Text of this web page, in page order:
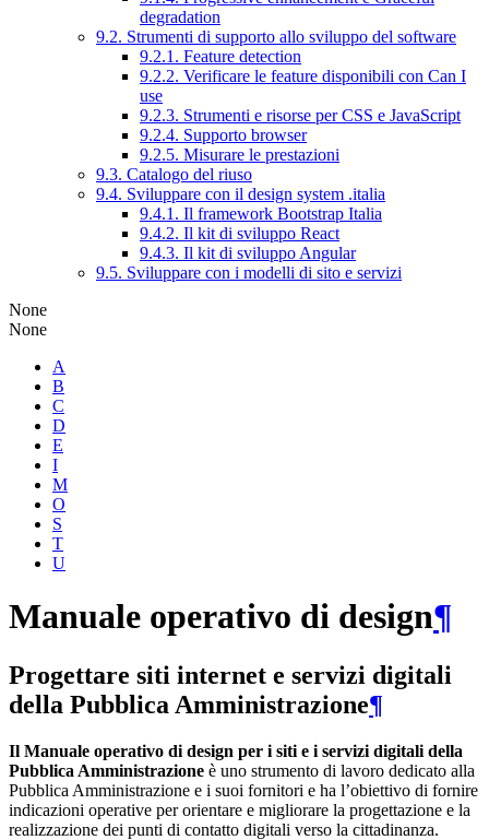
degradation
9.2. Strumenti di supporto allo sviluppo del software
9.2.1. Feature detection
9.2.2. Verificare le feature disponibili con Can I
use
9.2.3. Strumenti e risorse per CSS e JavaScript
9.2.4. Supporto browser
9.2.5. Misurare le prestazioni
9.3. Catalogo del riuso
9.4. Sviluppare con il design system .italia
9.4.1. Il framework Bootstrap Italia
9.4.2. Il kit di sviluppo React
9.4.3. Il kit di sviluppo Angular
9.5. Sviluppare con i modelli di sito e servizi
None
None
A
B
C
D
E
I
M
O
S
T
U
Manuale operativo di design¶
Progettare siti internet e servizi digitali
della Pubblica Amministrazione¶
Il Manuale operativo di design per i siti e i servizi digitali della
Pubblica Amministrazione è uno strumento di lavoro dedicato alla
Pubblica Amministrazione e i suoi fornitori e ha l’obiettivo di fornire
indicazioni operative per orientare e migliorare la progettazione e la
realizzazione dei punti di contatto digitali verso la cittadinanza.